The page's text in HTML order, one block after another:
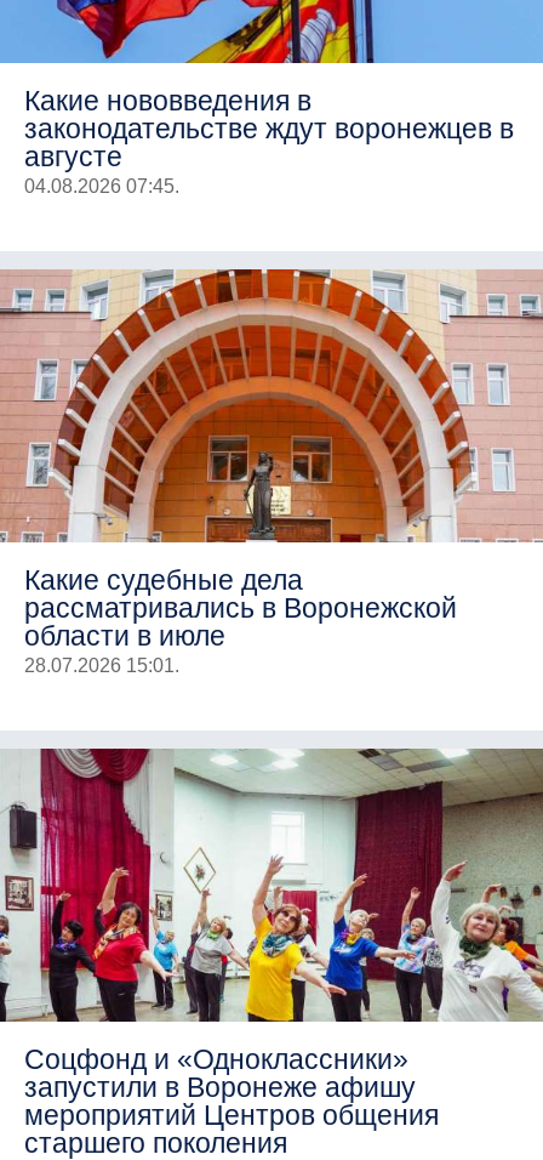
Какие нововведения в
законодательстве ждут воронежцев в
августе
04.08.2026 07:45.
Какие судебные дела
рассматривались в Воронежской
области в июле
28.07.2026 15:01.
Соцфонд и «Одноклассники»
запустили в Воронеже афишу
мероприятий Центров общения
старшего поколения